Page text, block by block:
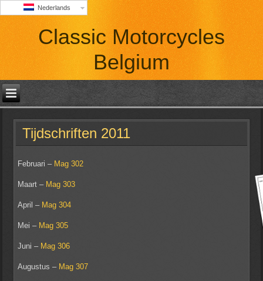
Nederlands
Classic Motorcycles
Belgium
Tijdschriften 2011
Februari – Mag 302
Maart – Mag 303
April – Mag 304
Mei – Mag 305
Juni – Mag 306
Augustus – Mag 307